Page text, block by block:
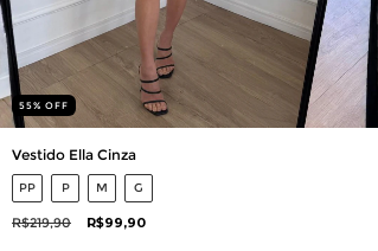
55% OFF
Vestido Ella Cinza
PP P M G
R$219,90 R$99,90